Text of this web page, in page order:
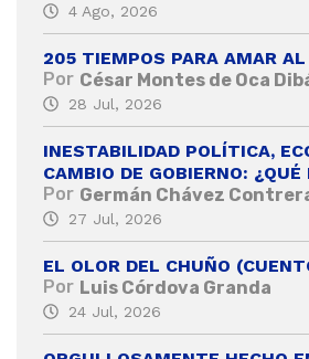
4 Ago, 2026
205 TIEMPOS PARA AMAR AL
Por César Montes de Oca
28 Jul, 2026
INESTABILIDAD POLÍTICA,
CAMBIO DE GOBIERNO: ¿QUÉ
Por Germán Chávez
27 Jul, 2026
EL OLOR DEL CHUÑO
Por Luis Córdova Granda
24 Jul, 2026